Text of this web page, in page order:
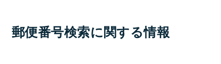
郵便番号検索に関する情報